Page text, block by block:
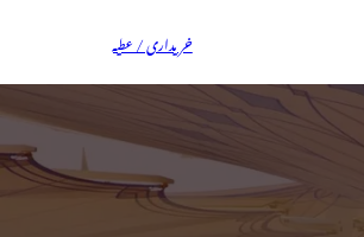
خریداری / عطیہ